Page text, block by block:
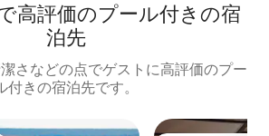
高評価のプール付きの宿
泊先
さなどの点でゲストに高評価のプー
付きの宿泊先です。